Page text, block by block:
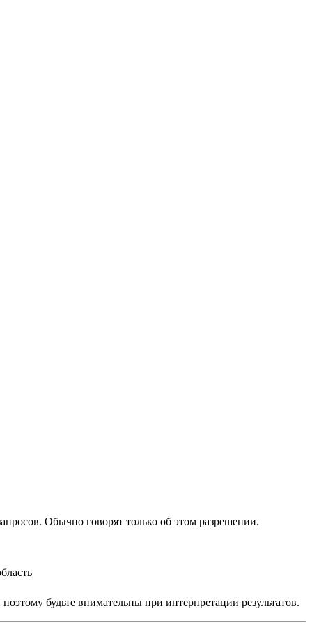
Обычно говорят только об этом разрешении.
будьте внимательны при интерпретации результатов.